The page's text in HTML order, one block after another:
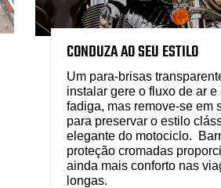
CONDUZA AO SEU ESTILO
Um para-brisas
instalar gere o fluxo de ar e
fadiga, mas remove-se em
para preservar o estilo
elegante do motociclo.
proteção cromadas
ainda mais conforto nas
longas.